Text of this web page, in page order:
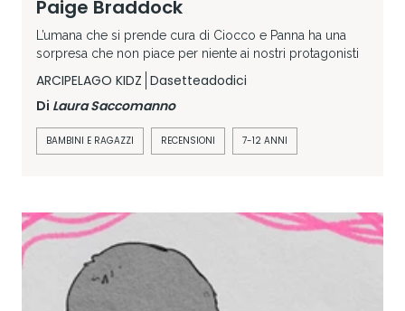
Paige Braddock
L’umana che si prende cura di Ciocco e Panna ha una
sorpresa che non piace per niente ai nostri protagonisti
ARCIPELAGO KIDZ Dasetteadodici
Di Laura Saccomanno
BAMBINI E RAGAZZI RECENSIONI 7-12 ANNI